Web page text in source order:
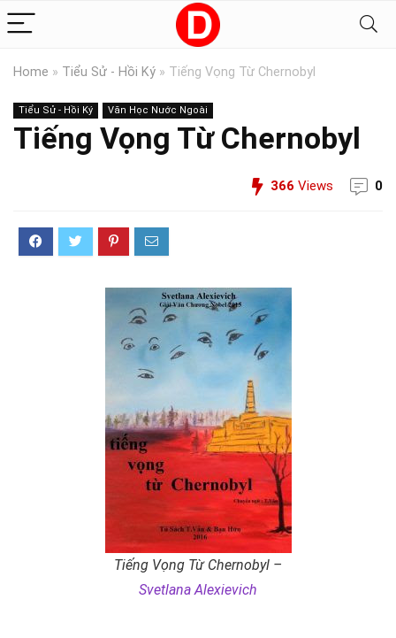
Home » Tiểu Sử - Hồi Ký » Tiếng Vọng Từ Chernobyl
Tiểu Sử - Hồi Ký Văn Học Nước Ngoài
Tiếng Vọng Từ Chernobyl
366 Views 0
Tiếng Vọng Từ Chernobyl –
Svetlana Alexievich